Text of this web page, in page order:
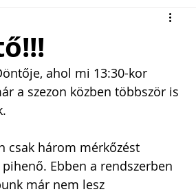
ahol mi 13:30-kor
a szezon közben többször is
csak három mérkőzést
Ebben a rendszerben
már nem lesz